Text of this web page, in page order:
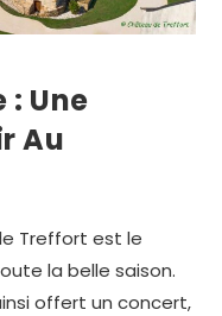
: Une
Au
Treffort est le
la belle saison.
offert un concert,